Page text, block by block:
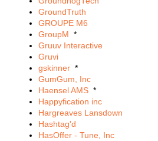
GroundTruth
GROUPE M6
GroupM *
Gruuv Interactive
Gruvi
gskinner *
GumGum, Inc
Haensel AMS *
Happyfication inc
Hargreaves Lansdown
Hashtag'd
HasOffer - Tune, Inc